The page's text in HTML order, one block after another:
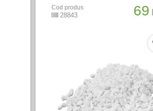
Cod produs
28843 69